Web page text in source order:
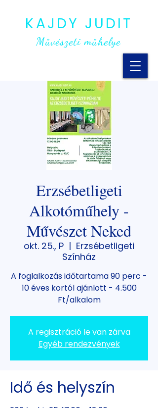
KAJDY JUDIT
Művészeti műhelye
Erzsébetligeti
Alkotóműhely -
Művészet Neked
okt. 25., P
  |
Erzsébetligeti
Színház
A foglalkozás időtartama 90 perc -
10 éves kortól ajánlott - 4.500
Ft/alkalom
A regisztráció le van zárva
Egyéb rendezvények
Idő és helyszín